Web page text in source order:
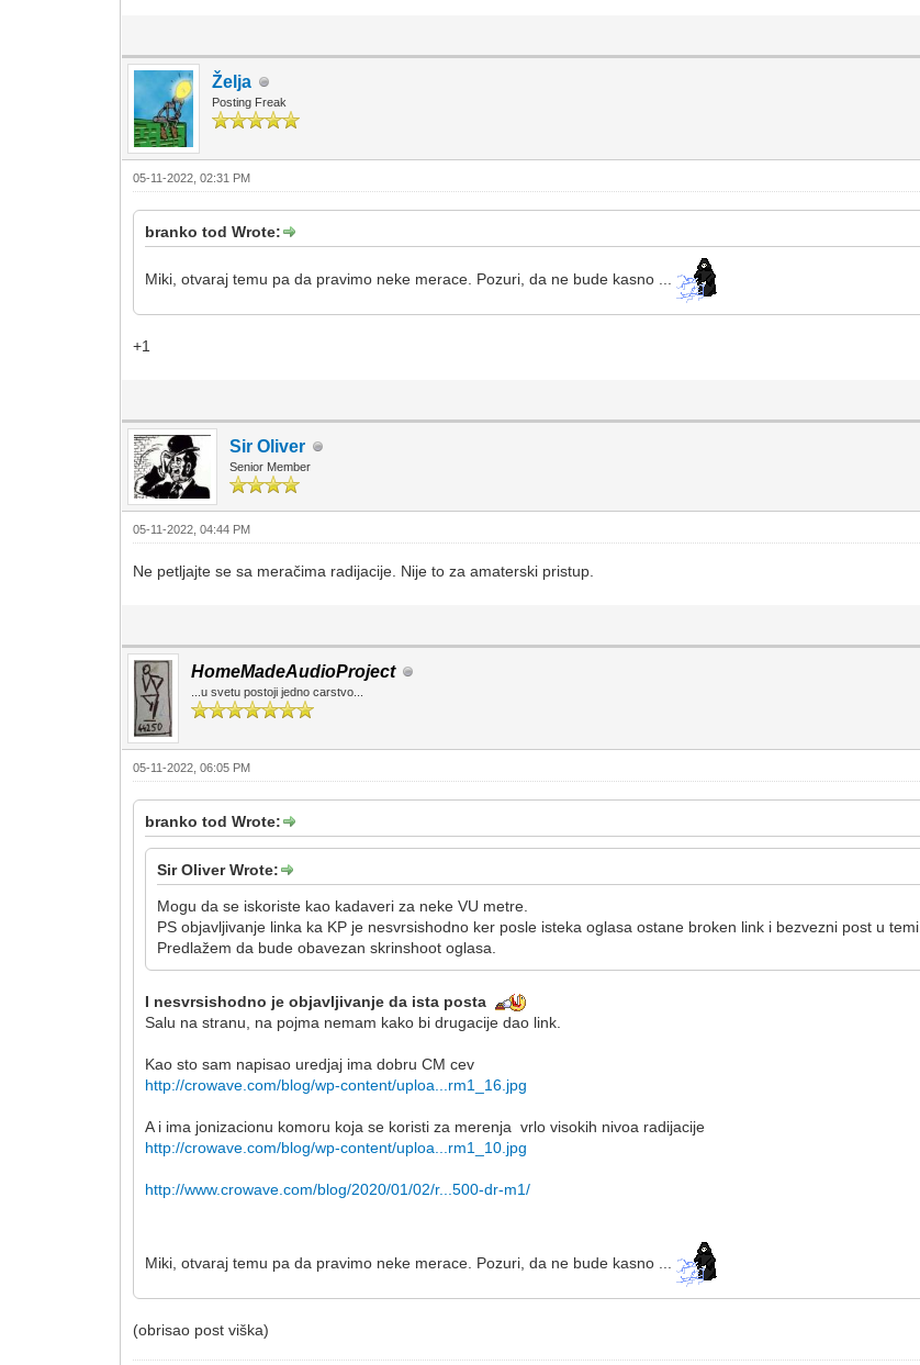
Želja
Posting Freak
05-11-2022, 02:31 PM
branko tod Wrote:
Miki, otvaraj temu pa da pravimo neke merace. Pozuri, da ne bude kasno ...
+1
Sir Oliver
Senior Member
05-11-2022, 04:44 PM
Ne petljajte se sa meračima radijacije. Nije to za amaterski pristup.
HomeMadeAudioProject
...u svetu postoji jedno carstvo...
05-11-2022, 06:05 PM
branko tod Wrote:
Sir Oliver Wrote:
Mogu da se iskoriste kao kadaveri za neke VU metre.
PS objavljivanje linka ka KP je nesvrsishodno ker posle isteka oglasa ostane broken link i bezvezni post u temi.
Predlažem da bude obavezan skrinshoot oglasa.
I nesvrsishodno je objavljivanje da ista posta
Salu na stranu, na pojma nemam kako bi drugacije dao link.
Kao sto sam napisao uredjaj ima dobru CM cev
http://crowave.com/blog/wp-content/uploa...rm1_16.jpg
A i ima jonizacionu komoru koja se koristi za merenja vrlo visokih nivoa radijacije
http://crowave.com/blog/wp-content/uploa...rm1_10.jpg
http://www.crowave.com/blog/2020/01/02/r...500-dr-m1/
Miki, otvaraj temu pa da pravimo neke merace. Pozuri, da ne bude kasno ...
(obrisao post viška)